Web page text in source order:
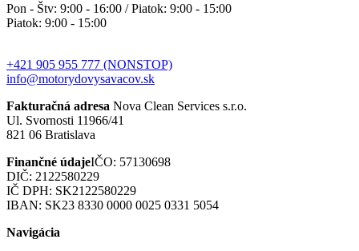
Pon - Štv: 9:00 - 16:00 / Piatok: 9:00 - 15:00
Piatok: 9:00 - 15:00
+421 905 955 777 (NONSTOP)
info@motorydovysavacov.sk
Fakturačná adresa Nova Clean Services s.r.o.
Ul. Svornosti 11966/41
821 06 Bratislava
Finančné údajeIČO: 57130698
DIČ: 2122580229
IČ DPH: SK2122580229
IBAN: SK23 8330 0000 0025 0331 5054
Navigácia